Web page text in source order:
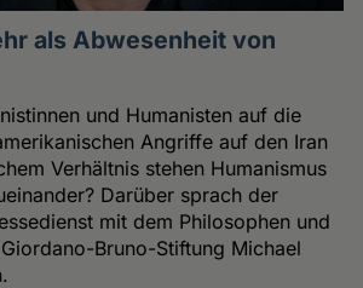
als Abwesenheit von
und Humanisten auf die
Angriffe auf den Iran
Verhältnis stehen Humanismus
Darüber sprach der
mit dem Philosophen und
Bruno-Stiftung Michael